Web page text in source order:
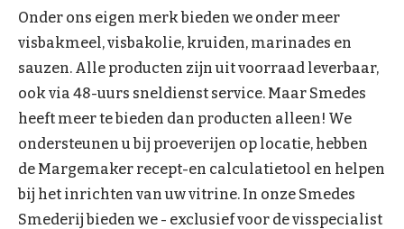
Onder ons eigen merk bieden we onder meer
visbakmeel, visbakolie, kruiden, marinades en
sauzen. Alle producten zijn uit voorraad leverbaar,
ook via 48-uurs sneldienst service. Maar Smedes
heeft meer te bieden dan producten alleen! We
ondersteunen u bij proeverijen op locatie, hebben
de Margemaker recept-en calculatietool en helpen
bij het inrichten van uw vitrine. In onze Smedes
Smederij bieden we - exclusief voor de visspecialist